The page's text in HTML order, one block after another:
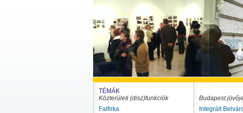
TÉMÁK
Közterületi (disz)funkciók
Falfirka
Budapest
Integrált